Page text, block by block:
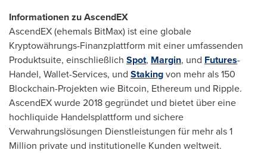
Informationen zu AscendEX
AscendEX (ehemals BitMax) ist eine globale
Kryptowährungs-Finanzplattform mit einer umfassenden
Produktsuite, einschließlich Spot, Margin, und Futures-
Handel, Wallet-Services, und Stakingvon mehr als 150
Blockchain-Projekten wie Bitcoin, Ethereum und Ripple.
AscendEX wurde 2018 gegründet und bietet über eine
hochliquide Handelsplattform und sichere
Verwahrungslösungen Dienstleistungen für mehr als 1
Million private und institutionelle Kunden weltweit.